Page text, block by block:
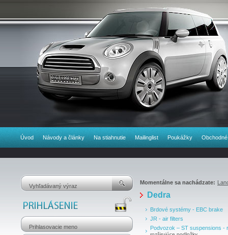
Úvod Návody a články Na stiahnutie Mailinglist Poukážky
Momentálne sa nachádzate:
Dedra
Brdové systémy - EBC brake
JR - air filters
Podvozok – ST suspensions -